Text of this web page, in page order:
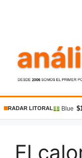
RADAR LITORAL Blue
El